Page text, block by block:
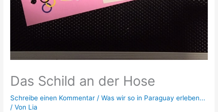
Das Schild an der Hose
Schreibe einen Kommentar /Was wir so in Paraguay erleben...
/ Von Lia